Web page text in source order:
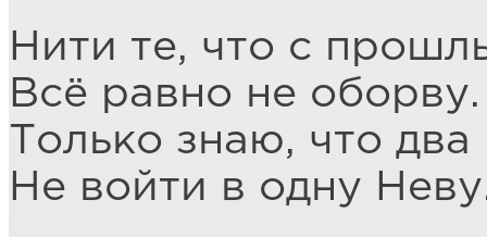
Нити те, что с
Всё равно не оборву.
Только знаю, что
Не войти в одну